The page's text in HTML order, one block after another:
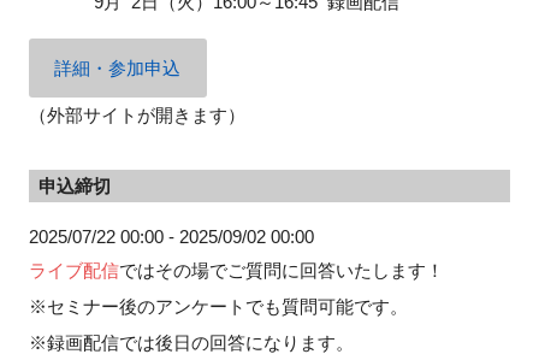
詳細・参加申込
（外部サイトが開きます）
申込締切
2025/07/22 00:00 - 2025/09/02 00:00
ライブ配信ではその場でご質問に回答いたします！
※セミナー後のアンケートでも質問可能です。
※録画配信では後日の回答になります。